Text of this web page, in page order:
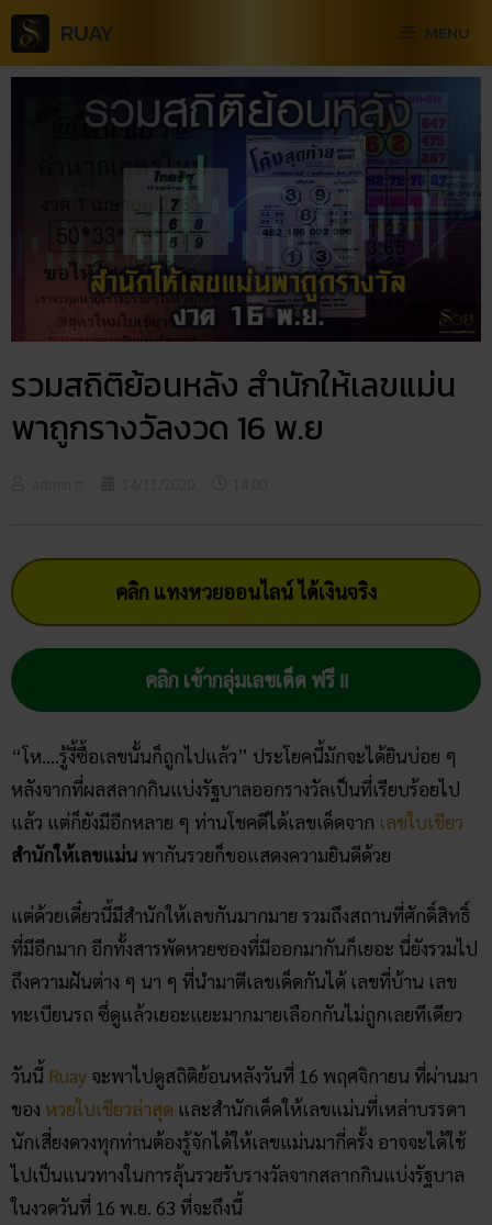
RUAY MENU
รวมสถิติย้อนหลัง สำนักให้เลขแม่น
พาถูกรางวัลงวด 16 พ.ย
คลิก แทงหวยออนไลน์ ได้เงินจริง
คลิก เข้ากลุ่มเลขเด็ด ฟรี !!
“โห….รู้งี้ซื้อเลขนั้นก็ถูกไปแล้ว” ประโยคนี้มักจะได้ยินบ่อย ๆ
หลังจากที่ผลสลากกินแบ่งรัฐบาลออกรางวัลเป็นที่เรียบร้อยไป
แล้ว แต่ก็ยังมีอีกหลาย ๆ ท่านโชคดีได้เลขเด็ดจาก เลขใบเขียว
สำนักให้เลขแม่น พากันรวยก็ขอแสดงความยินดีด้วย
แต่ด้วยเดี๋ยวนี้มีสำนักให้เลขกันมากมาย รวมถึงสถานที่ศักดิ์สิทธิ์
ที่มีอีกมาก อีกทั้งสารพัดหวยซองที่มีออกมากันก็เยอะ นี่ยังรวมไป
ถึงความฝันต่าง ๆ นา ๆ ที่นำมาตีเลขเด็ดกันได้ เลขที่บ้าน เลข
ทะเบียนรถ ซึ่ดูแล้วเยอะแยะมากมายเลือกกันไม่ถูกเลยทีเดียว
วันนี้ Ruay จะพาไปดูสถิติย้อนหลังวันที่ 16 พฤศจิกายน ที่ผ่านมา
ของ หวยใบเขียวล่าสุด และสำนักเด็ดให้เลขแม่นที่เหล่าบรรดา
นักเสี่ยงดวงทุกท่านต้องรู้จักได้ให้เลขแม่นมากี่ครั้ง อาจจะได้ใช้
ไปเป็นแนวทางในการลุ้นรวยรับรางวัลจากสลากกินแบ่งรัฐบาล
ในงวดวันที่ 16 พ.ย. 63 ที่จะถึงนี้